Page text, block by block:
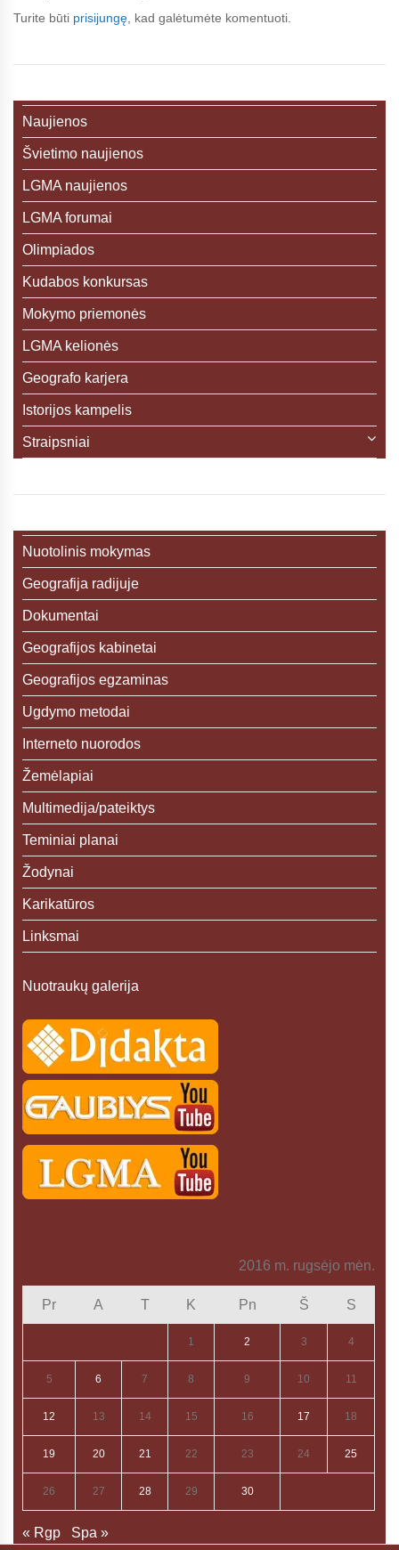
Turite būti prisijungę , kad galėtumėte komentuoti.
Naujienos
Švietimo naujienos
LGMA naujienos
LGMA forumai
Olimpiados
Kudabos konkursas
Mokymo priemonės
LGMA kelionės
Geografo karjera
Istorijos kampelis
Straipsniai
Nuotolinis mokymas
Geografija radijuje
Dokumentai
Geografijos kabinetai
Geografijos egzaminas
Ugdymo metodai
Interneto nuorodos
Žemėlapiai
Multimedija/pateiktys
Teminiai planai
Žodynai
Karikatūros
Linksmai
Nuotraukų galerija
2016 m. rugsėjo mėn.
Pr A T K Pn Š S
1 2 3 4
5 6 7 8 9 10 11
12 13 14 15 16 17 18
19 20 21 22 23 24 25
26 27 28 29 30
« Rgp Spa »